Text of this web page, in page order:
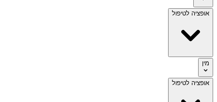
אופציה לטיפול
מין
אופציה לטיפול